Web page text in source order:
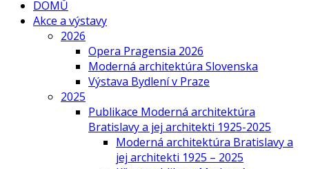
DOMŮ
Akce a výstavy
2026
Opera Pragensia 2026
Moderná architektúra Slovenska
Výstava Bydlení v Praze
2025
Publikace Moderná architektúra
Bratislavy a jej architekti 1925-2025
Moderná architektúra Bratislavy a
jej architekti 1925 – 2025